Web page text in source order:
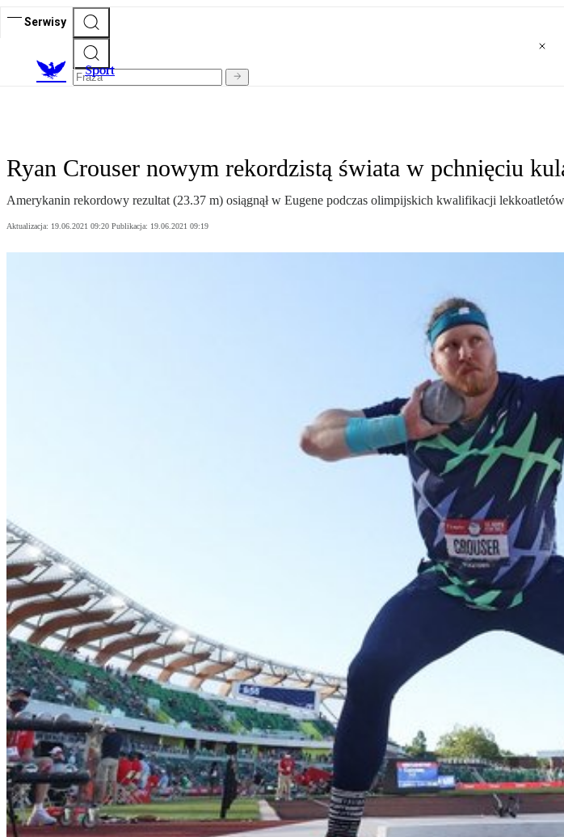
Serwisy
Sport
Ryan Crouser nowym rekordzistą świata w pchnięciu
Amerykanin rekordowy rezultat (23.37 m) osiągnął w Eugene podczas olimpijskich kwalifikacji
Aktualizacja: 19.06.2021 09:20 Publikacja: 19.06.2021 09:19